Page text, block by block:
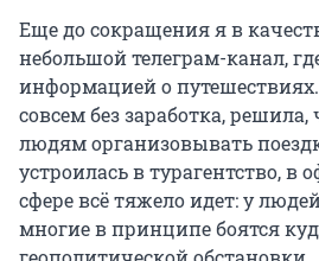
Еще до сокращения я в
небольшой телеграм-канал,
информацией о
совсем без заработка, решила,
людям организовывать
устроилась в турагентство, в
сфере всё тяжело идет: у
многие в принципе боятся